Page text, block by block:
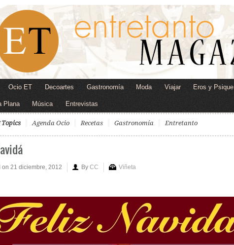
Ocio ET Decoartes Gastronomía Moda Viajar Eros y Psique
Plana Música Entrevistas
Agenda Ocio Recetas Gastronomía Entretanto
on 21 diciembre, 2012 By CC Viñeta